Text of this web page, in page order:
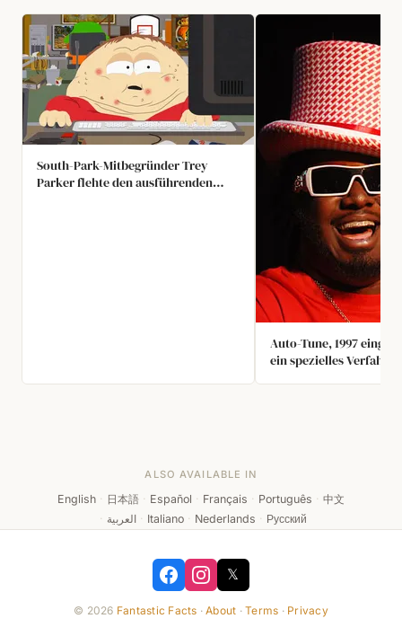
South-Park-Mitbegründer Trey
Parker flehte den ausführenden
Auto-Tune, 1997
ein spezielles
ALSO AVAILABLE IN
English · 日本語 · Español · Français · Português · 中文
· العربية · Italiano · Nederlands · Русский
𝕏
© 2026 Fantastic Facts ·About ·Terms · Privacy